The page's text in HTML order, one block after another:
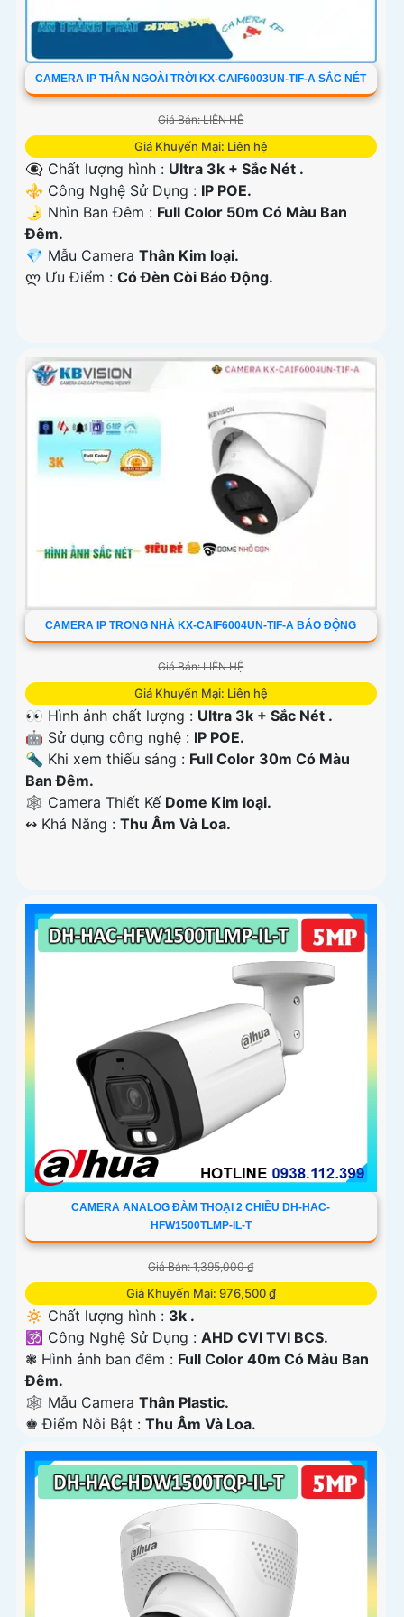
CAMERA IP THÂN NGOÀI TRỜI KX-CAIF6003UN-TIF-A SẮC NÉT
Giá Bán: LIÊN HỆ
Giá Khuyến Mại: Liên hệ
👁️‍🗨 Chất lượng hình : Ultra 3k + Sắc Nét .
⚜️ Công Nghệ Sử Dụng : IP POE.
🌛 Nhìn Ban Đêm : Full Color 50m Có Màu Ban
Ðêm.
💎 Mẫu Camera Thân Kim loại.
️ლ Ưu Điểm : Có Ðèn Còi Báo Động.
CAMERA IP TRONG NHÀ KX-CAIF6004UN-TIF-A BÁO ĐỘNG
Giá Bán: LIÊN HỆ
Giá Khuyến Mại: Liên hệ
👀 Hình ảnh chất lượng : Ultra 3k + Sắc Nét .
🤖️ Sử dụng công nghệ : IP POE.
🔦 Khi xem thiếu sáng : Full Color 30m Có Màu
Ban Ðêm.
🕸️ Camera Thiết Kế Dome Kim loại.
️↭ Khả Năng : Thu Âm Và Loa.
CAMERA ANALOG ĐÀM THOẠI 2 CHIỀU DH-HAC-
HFW1500TLMP-IL-T
Giá Bán: 1,395,000 ₫
Giá Khuyến Mại: 976,500 ₫
🔅 Chất lượng hình : 3k .
🕉️ Công Nghệ Sử Dụng : AHD CVI TVI BCS.
❃ Hình ảnh ban đêm : Full Color 40m Có Màu Ban
Ðêm.
🕸️ Mẫu Camera Thân Plastic.
️♚ Điểm Nỗi Bật : Thu Âm Và Loa.